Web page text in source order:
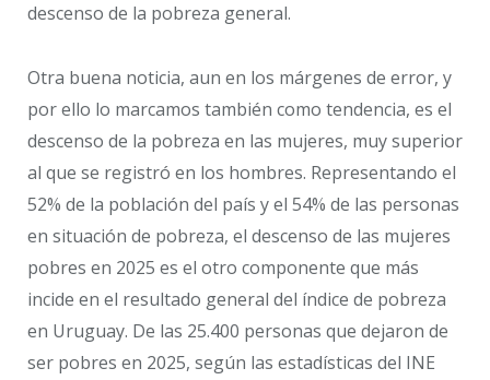
descenso de la pobreza general.
Otra buena noticia, aun en los márgenes de error, y
por ello lo marcamos también como tendencia, es el
descenso de la pobreza en las mujeres, muy superior
al que se registró en los hombres. Representando el
52% de la población del país y el 54% de las personas
en situación de pobreza, el descenso de las mujeres
pobres en 2025 es el otro componente que más
incide en el resultado general del índice de pobreza
en Uruguay. De las 25.400 personas que dejaron de
ser pobres en 2025, según las estadísticas del INE